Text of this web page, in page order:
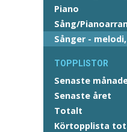
Piano
Sång/
Sånger -
TOPPLISTOR
Senaste
Senaste året
Totalt
Körtopplista